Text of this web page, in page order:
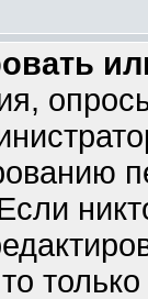
то